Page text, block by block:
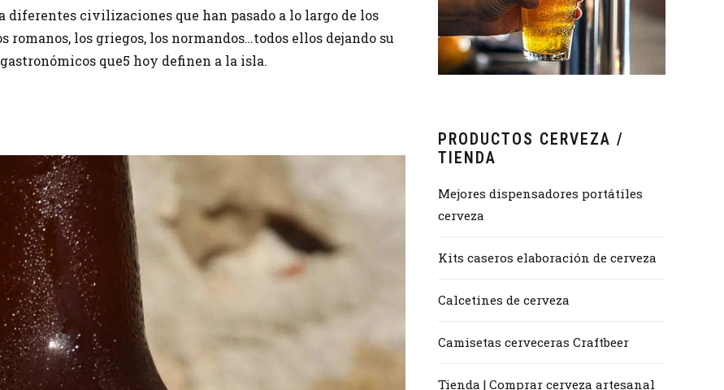
diferentes civilizaciones que han pasado a lo largo de los
romanos, los griegos, los normandos…todos ellos dejando su
que5 hoy definen a la isla.
PRODUCTOS CERVEZA /
TIENDA
Mejores dispensadores portátiles
cerveza
Kits caseros elaboración de cerveza
Calcetines de cerveza
Camisetas cerveceras Craftbeer
Tienda | Comprar cerveza artesanal